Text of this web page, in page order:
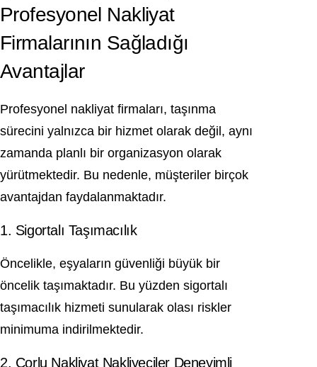
Profesyonel Nakliyat
Firmalarının Sağladığı
Avantajlar
Profesyonel nakliyat firmaları, taşınma
sürecini yalnızca bir hizmet olarak değil, aynı
zamanda planlı bir organizasyon olarak
yürütmektedir. Bu nedenle, müşteriler birçok
avantajdan faydalanmaktadır.
1. Sigortalı Taşımacılık
Öncelikle, eşyaların güvenliği büyük bir
öncelik taşımaktadır. Bu yüzden sigortalı
taşımacılık hizmeti sunularak olası riskler
minimuma indirilmektedir.
2. Çorlu Nakliyat Nakliyeciler Deneyimli